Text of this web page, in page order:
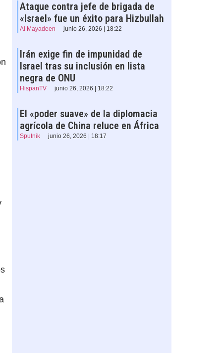
Ataque contra jefe de brigada de
«Israel» fue un éxito para Hizbullah
Al Mayadeen junio 26, 2026 | 18:22
Irán exige fin de impunidad de
Israel tras su inclusión en lista
negra de ONU
HispanTV junio 26, 2026 | 18:22
El «poder suave» de la diplomacia
agrícola de China reluce en África
Sputnik junio 26, 2026 | 18:17